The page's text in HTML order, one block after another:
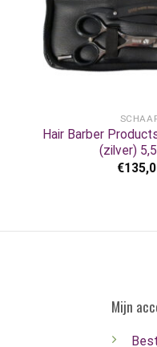
Hair Barber
(zilver)
€
Mijn